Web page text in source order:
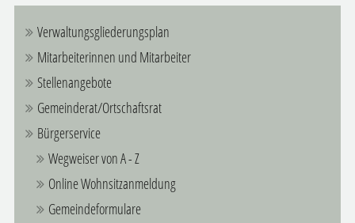
Verwaltungsgliederungsplan
Mitarbeiterinnen und Mitarbeiter
Stellenangebote
Gemeinderat/Ortschaftsrat
Bürgerservice
Wegweiser von A - Z
Online Wohnsitzanmeldung
Gemeindeformulare